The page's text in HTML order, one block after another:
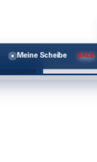
Meine Scheibe SALE